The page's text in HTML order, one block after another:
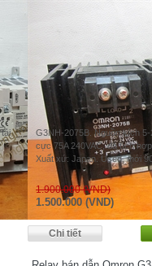
G3NH-2075B. Nguồn kích
cực 75A 240VAC, đã tích
Xuất xứ: Japan. Used, mới
1.900.000 (VND)
1.500.000 (VND)